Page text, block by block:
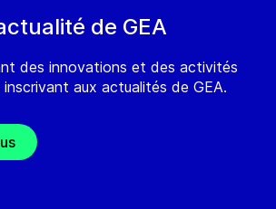
de GEA
des innovations et des activités
aux actualités de GEA.